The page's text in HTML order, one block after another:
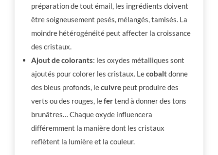
préparation de tout émail, les ingrédients doivent
être soigneusement pesés, mélangés, tamisés. La
moindre hétérogénéité peut affecter la croissance
des cristaux.
Ajout de colorants: les oxydes métalliques sont
ajoutés pour colorer les cristaux. Lecobaltdonne
des bleus profonds, lecuivre peut produire des
verts ou des rouges, lefertend à donner des tons
brunâtres… Chaque oxyde influencera
différemment la manière dont les cristaux
reflètent la lumière et la couleur.